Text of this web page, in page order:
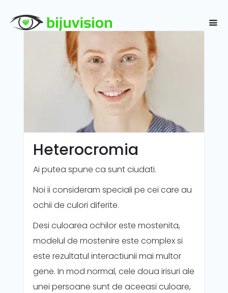
Heterocromia
Ai putea spune ca sunt ciudati.
Noi ii consideram speciali pe cei care au
ochii de culori diferite.
Desi culoarea ochilor este mostenita,
modelul de mostenire este complex si
este rezultatul interactiunii mai multor
gene. In mod normal, cele doua irisuri ale
unei persoane sunt de aceeasi culoare,